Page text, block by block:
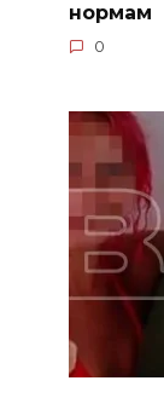
нормам
0